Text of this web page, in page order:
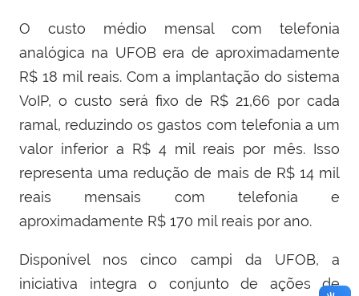
O custo médio mensal com telefonia
analógica na UFOB era de aproximadamente
R$ 18 mil reais. Com a implantação do sistema
VoIP, o custo será fixo de R$ 21,66 por cada
ramal, reduzindo os gastos com telefonia a um
valor inferior a R$ 4 mil reais por mês. Isso
representa uma redução de mais de R$ 14 mil
reais mensais com telefonia e
aproximadamente R$ 170 mil reais por ano.
Disponível nos cinco campi da UFOB, a
iniciativa integra o conjunto de ações de